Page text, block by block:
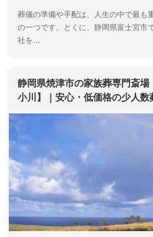
葬儀の準備や手配は、人生の中で最も
の一つです。とくに、静岡県富士宮市
社を...
静岡県焼津市の家族葬専門斎
小川】｜安心・低価格の少人数